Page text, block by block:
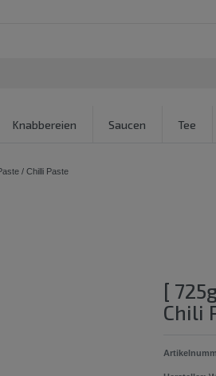
Knabbereien Saucen Tee
/ Chilli Paste
[
Chili